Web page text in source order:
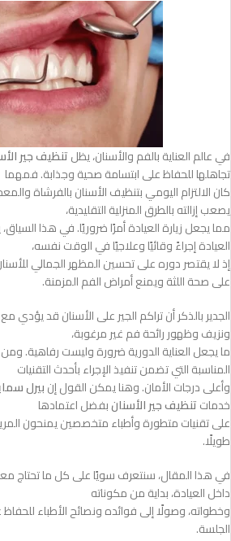
في عالم العناية بالفم والأسنان، يظلتنظيف جير
تجاهلها للحفاظ على ابتسامة صحية وجذابة. فمهما
كان الالتزام اليومي بتنظيف الأسنان بالفرشاة
يصعب إزالته بالطرق المنزلية التقليدية،
مما يجعل زيارة العيادة أمرًا ضروريًا. في هذا السياق،
العيادة إجراءً وقائيًا وعلاجيًا في الوقت نفسه،
إذ لا يقتصر دوره على تحسين المظهر الجمالي
على صحة اللثة ويمنع أمراض الفم المزمنة.
الجدير بالذكر أن تراكم الجير على الأسنان قد يؤدي
ونزيف وظهور رائحة فم غير مرغوبة،
ما يجعل العناية الدورية ضرورة وليست رفاهية. ومن
المناسبة التي تضمن تنفيذ الإجراء بأحدث التقنيات
وأعلى درجات الأمان. وهنا يمكن القول إنبيرل
خدماتتنظيف جير الأسنانبفضل اعتمادها
على تقنيات متطورة وأطباء متخصصين يمنحون
طويلًا.
في هذا المقال، سنتعرف سويًا على كل ما تحتاج
داخل العيادة، بداية من مكوناته
وخطواته، وصولًا إلى فوائده ونصائح الأطباء
الجلسة.